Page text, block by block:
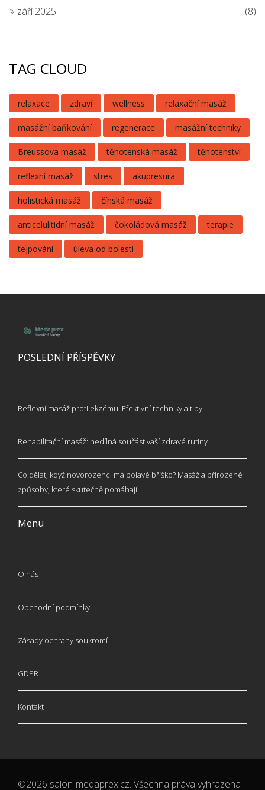
září 2025 (8)
TAG CLOUD
relaxace zdraví wellness relaxační masáž
masážní baňkování regenerace masážní techniky
Breussova masáž těhotenská masáž těhotenství
reflexní masáž stres akupresura
holistická masáž čínská masáž
anticelulitidní masáž čokoládová masáž terapie
tejpování úleva od bolesti
POSLEDNÍ PŘÍSPĚVKY
Reflexní masáž proti ekzému: Efektivní techniky a tipy
Rehabilitační masáž: nedílná součást vaší zdravé rutiny
Co dělat, když novorozenci má bolavé bříško? Masáž a přirozené
způsoby, které skutečně pomáhají
Menu
O nás
Obchodní podmínky
Zásady ochrany soukromí
GDPR
Kontakt
©2026 salon-medaprex.cz. Všechna práva vyhrazena